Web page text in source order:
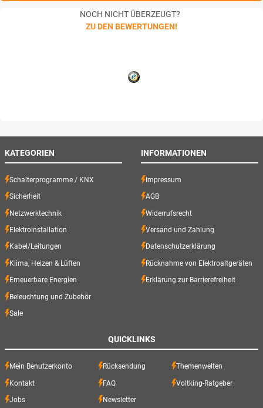
NOCH NICHT ÜBERZEUGT?
ZU DEN BEWERTUNGEN!
KATEGORIEN
Schalterprogramme / KNX
Sicherheit
Netzwerktechnik
Elektroinstallation
Kabel/Leitungen
Klima, Heizen & Lüften
Erneuerbare Energien
Beleuchtung und Zubehör
Sale
INFORMATIONEN
Impressum
AGB
Widerrufsrecht
Versand und Zahlung
Datenschutzerklärung
Rücknahme von Elektroaltgeräten
Erklärung zur Barrierefreiheit
QUICKLINKS
Mein Benutzerkonto Rücksendung Themenwelten
Kontakt FAQ Voltking-Ratgeber
Jobs Newsletter